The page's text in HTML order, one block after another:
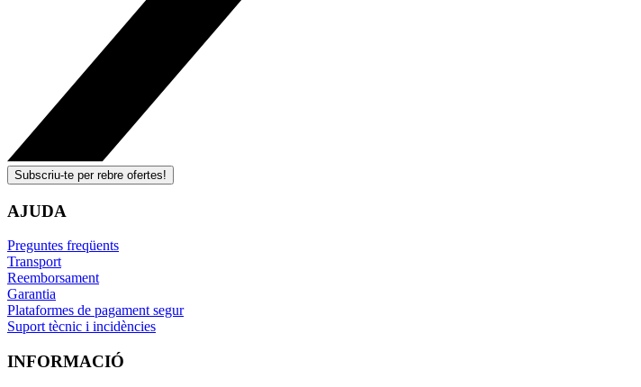
Subscriu-te per rebre ofertes!
AJUDA
Preguntes freqüents
Transport
Reemborsament
Garantia
Plataformes de pagament segur
Suport tècnic i incidències
INFORMACIÓ